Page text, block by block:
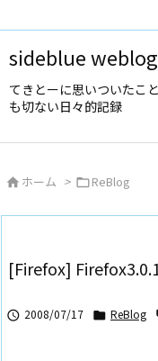
sideblue weblog
てきとーに思いついたこ
も切ない日々的記録
 ホーム > ReBlog
[Firefox]
 2008/07/17  ReBlog